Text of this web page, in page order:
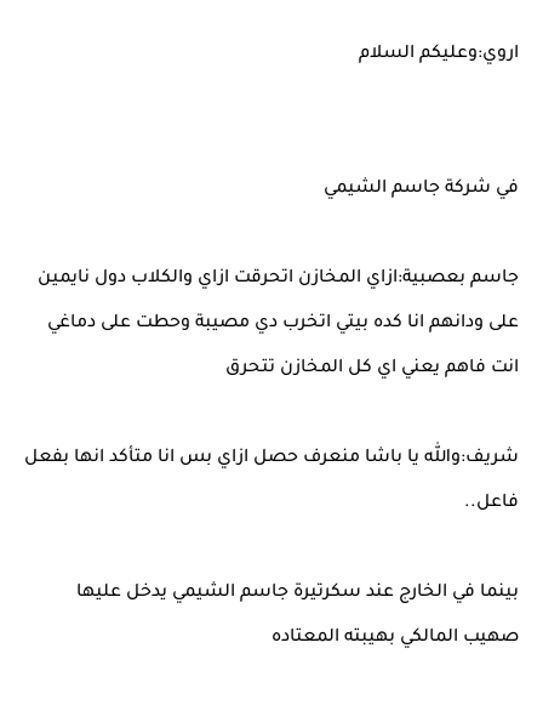
اروي:وعليكم السلام
في شركة جاسم الشيمي
جاسم بعصبية:ازاي المخازن اتحرقت ازاي والكلاب دول نايمين
على ودانهم انا كده بيتي اتخرب دي مصيبة وحطت على دماغي
انت فاهم يعني اي كل المخازن تتحرق
شريف:والله يا باشا منعرف حصل ازاي بس انا متأكد انها بفعل
فاعل..
بينما في الخارج عند سكرتيرة جاسم الشيمي يدخل عليها
صهيب المالكي بهيبته المعتاده